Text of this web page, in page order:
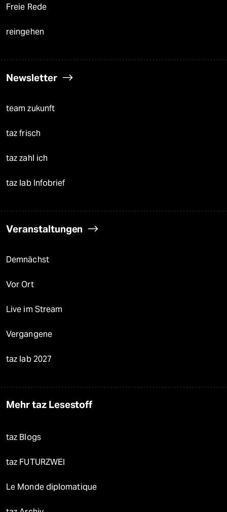
Freie Rede
reingehen
Newsletter
team zukunft
taz frisch
taz zahl ich
taz lab Infobrief
Veranstaltungen
Demnächst
Vor Ort
Live im Stream
Vergangene
taz lab 2027
Mehr taz Lesestoff
taz Blogs
taz FUTURZWEI
Le Monde diplomatique